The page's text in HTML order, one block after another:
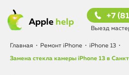
Apple help
+7
Выезд
Главная • Ремонт iPhone • iPhone 13 •
Замена стекла камеры iPhone 13 в